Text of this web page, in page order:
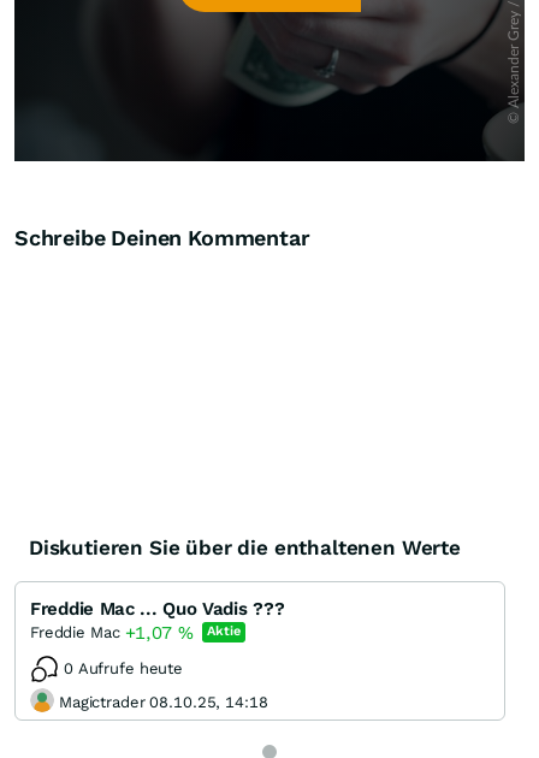
Schreibe Deinen Kommentar
Diskutieren Sie über die enthaltenen Werte
Freddie Mac ... Quo Vadis ???
Freddie Mac +1,07 % Aktie
0 Aufrufe heute
Magictrader 08.10.25, 14:18